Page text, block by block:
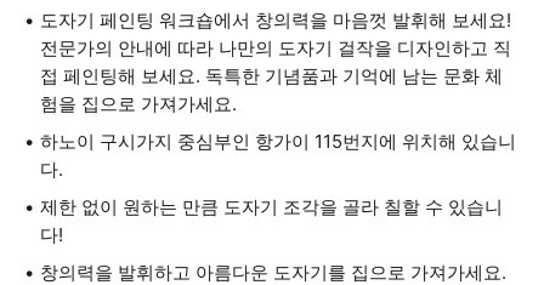
도자기 페인팅 워크숍에서 창의력을 마음껏 발휘해 보세요!
전문가의 안내에 따라 나만의 도자기 걸작을 디자인하고 직
접 페인팅해 보세요. 독특한 기념품과 기억에 남는 문화 체
험을 집으로 가져가세요.
하노이 구시가지 중심부인 항가이 115번지에 위치해 있습니
다.
제한 없이 원하는 만큼 도자기 조각을 골라 칠할 수 있습니
다!
창의력을 발휘하고 아름다운 도자기를 집으로 가져가세요.